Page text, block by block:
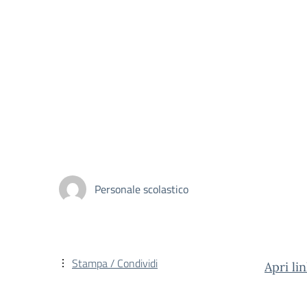
Personale scolastico
Apri
Stampa / Condividi